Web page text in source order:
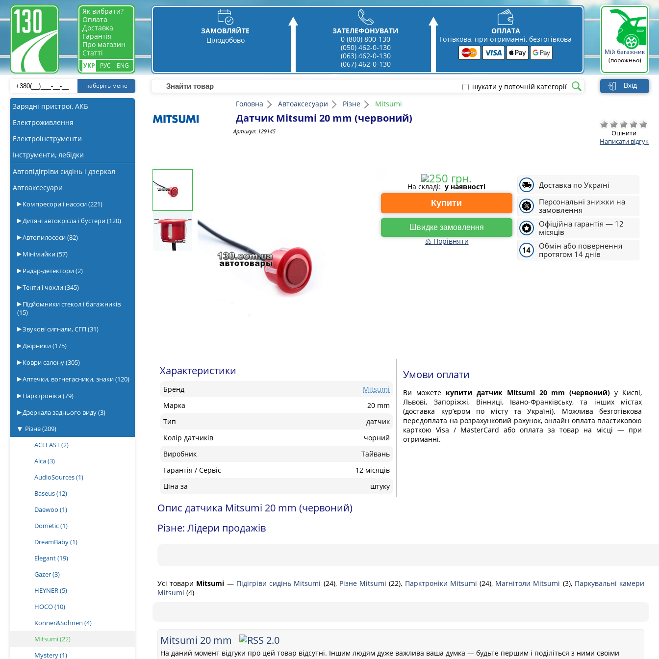
Як вибрати?
Оплата
Доставка
Гарантія
Про магазин
Статті
УКР РУС ENG
наберіть мене
ЗАМОВЛЯЙТЕ
Цілодобово
ЗАТЕЛЕФОНУВАТИ
0 (800) 800-130
(050) 462-0-130
(063) 462-0-130
(067) 462-0-130
ОПЛАТА
Готівкова, при отриманні, безготівкова
шукати у поточній категорії
Мій багажник
(порожньо)
Вхід
Зарядні пристрої, АКБ
Електроживлення
Електроінструменти
Інструменти, лебідки
Автопідігріви сидінь і дзеркал
Автоаксесуари
Компресори і насоси(221)
Дитячі автокрісла і бустери(120)
Автопилососи(82)
Мінімийки(57)
Радар-детектори(2)
Тенти і чохли(345)
Підйомники стекол і багажників
(15)
Звукові сигнали, СГП(31)
Двірники(175)
Коври салону(305)
Аптечки, вогнегасники, знаки(120)
Парктроніки(79)
Дзеркала заднього виду(3)
Різне(209)
ACEFAST(2)
Alca(3)
AudioSources(1)
Baseus(12)
Daewoo (1)
Dometic(1)
DreamBaby(1)
Elegant(19)
Gazer(3)
HEYNER(5)
HOCO(10)
Konner&Sohnen (4)
Mitsumi(22)
Mystery(1)
Головна Автоаксесуари Різне Mitsumi
Датчик Mitsumi 20 mm (червоний)
Артикул: 129145
Оцінити
Написати відгук
На складі:у наявності
Купити
Швидке замовлення
⚖ Порівняти
Доставка по Україні
Персональні знижки на
замовлення
Офіційна гарантія — 12
місяців
Обмін або повернення
протягом 14 днів
Характеристики
Бренд
Mitsumi
Марка
20 mm
Тип
датчик
Колір датчиків
чорний
Виробник
Тайвань
Гарантія / Сервіс
12 місяців
Ціна за
штуку
Умови оплати
Ви можете купити датчик Mitsumi 20 mm (червоний) у Києві,
Львові, Запоріжжі, Вінниці, Івано-Франківську, та інших містах
(доставка кур’єром по місту та Україні). Можлива безготівкова
передоплата на розрахунковий рахунок, онлайн оплата пластиковою
карткою Visa / MasterCard або оплата за товар на місці — при
отриманні.
Опис датчика Mitsumi 20 mm (червоний)
Різне: Лідери продажів
Усі товари Mitsumi — Підігріви сидінь Mitsumi (24), Різне Mitsumi(22), Парктроніки Mitsumi (24), Магнітоли Mitsumi (3), Паркувальні камери
Mitsumi (4)
Mitsumi 20 mm
На даний момент відгуки про цей товар відсутні. Іншим людям дуже важлива ваша думка — будьте першим і поділіться з ними своїми